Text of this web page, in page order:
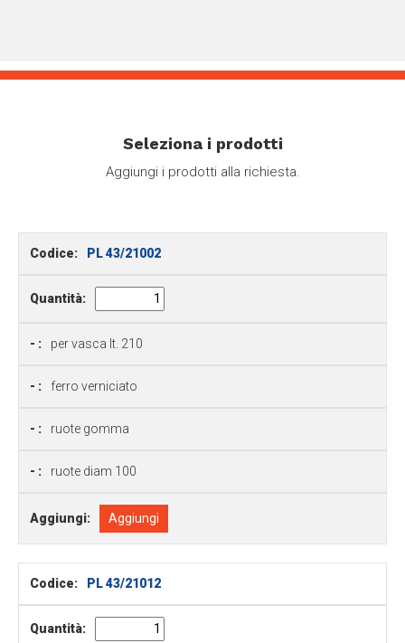
Seleziona i prodotti
Aggiungi i prodotti alla richiesta.
Codice: PL 43/21002
Quantità:
- : per vasca lt. 210
- : ferro verniciato
- : ruote gomma
- : ruote diam 100
Aggiungi: Aggiungi
Codice: PL 43/21012
Quantità: